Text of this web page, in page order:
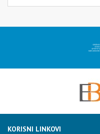
KORISNI LINKOVI